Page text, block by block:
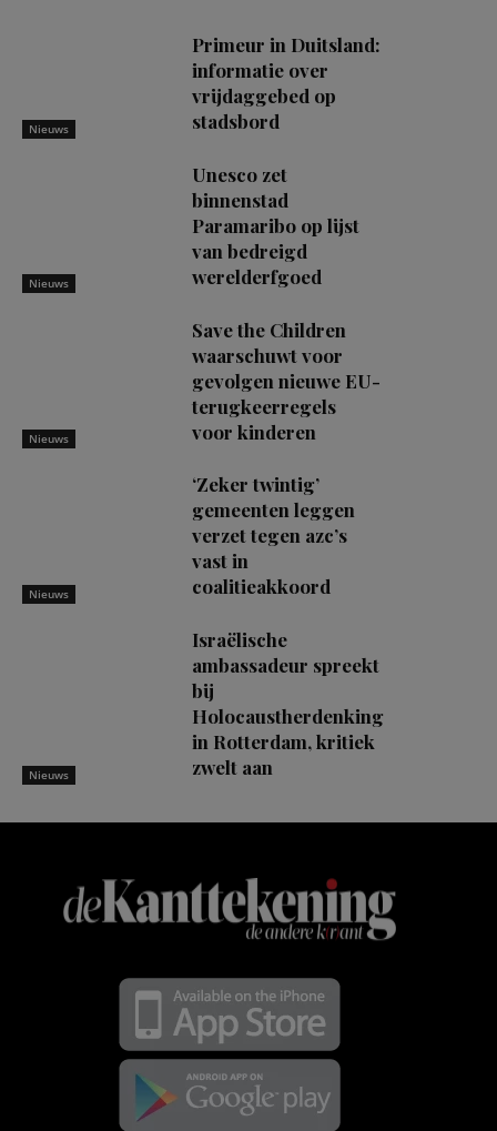
Nieuws
Primeur in Duitsland:
informatie over
vrijdaggebed op
stadsbord
Nieuws
Unesco zet
binnenstad
Paramaribo op lijst
van bedreigd
werelderfgoed
Nieuws
Save the Children
waarschuwt voor
gevolgen nieuwe EU-
terugkeerregels
voor kinderen
Nieuws
‘Zeker twintig’
gemeenten leggen
verzet tegen azc’s
vast in
coalitieakkoord
Nieuws
Israëlische
ambassadeur spreekt
bij
Holocaustherdenking
in Rotterdam, kritiek
zwelt aan